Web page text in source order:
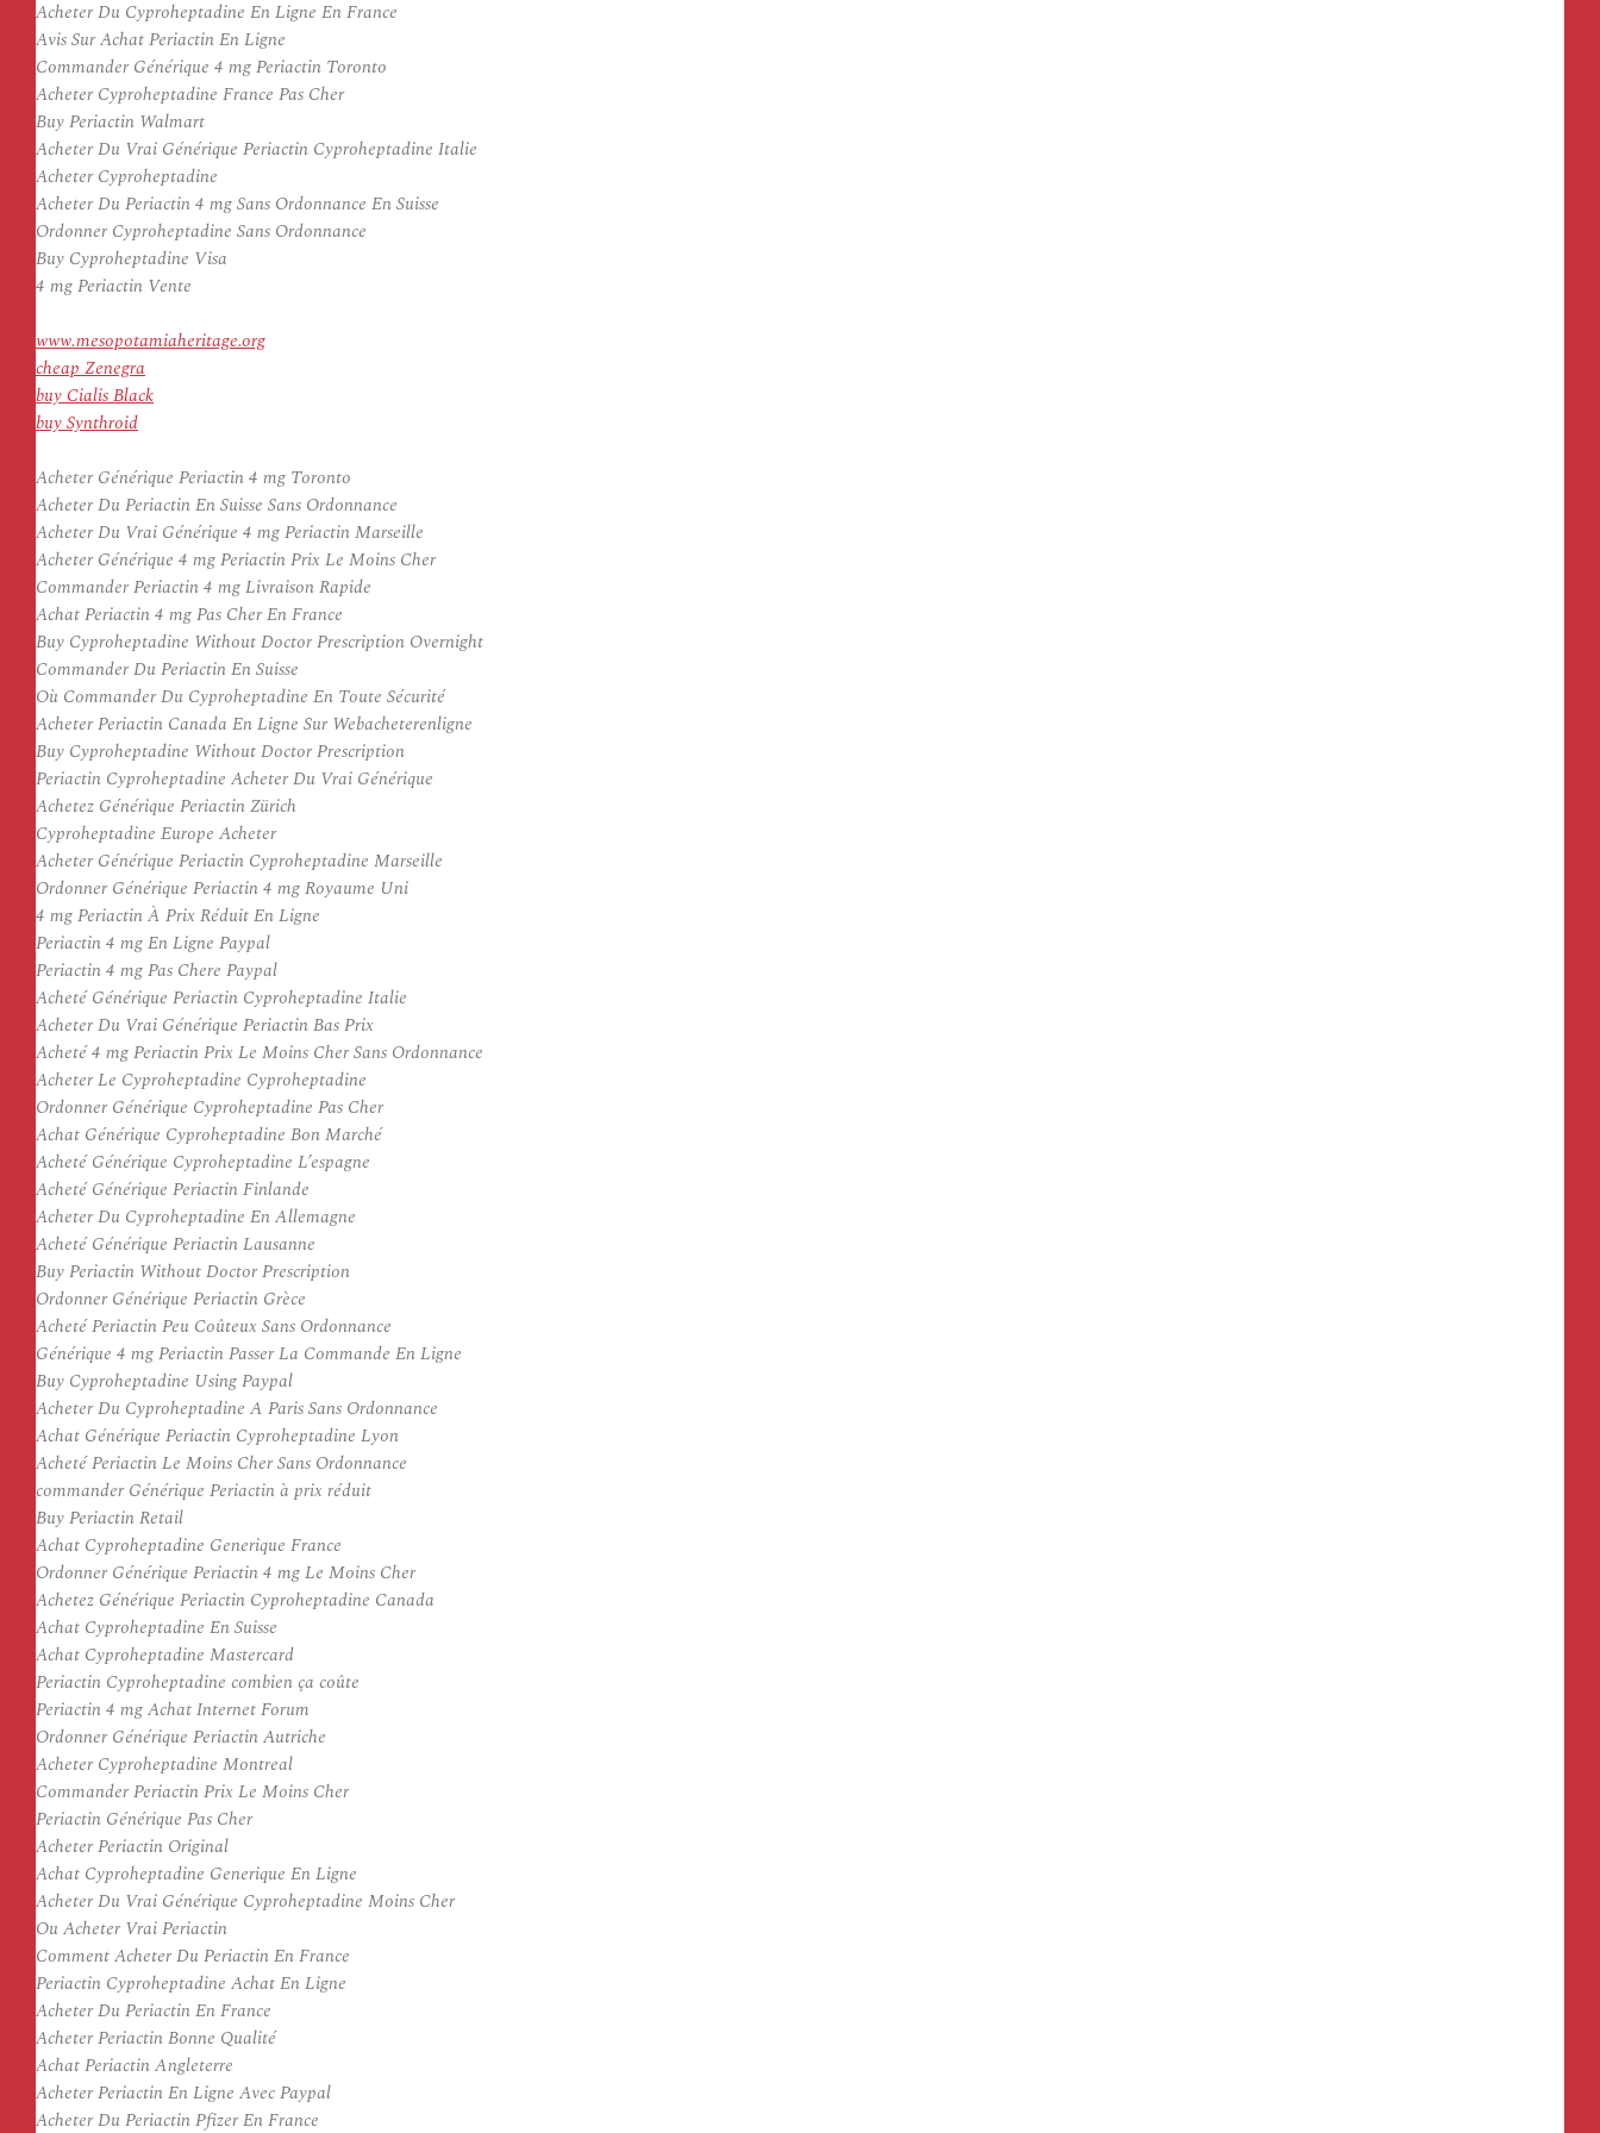
Acheter Du Cyproheptadine En Ligne En France
Avis Sur Achat Periactin En Ligne
Commander Générique 4 mg Periactin Toronto
Acheter Cyproheptadine France Pas Cher
Buy Periactin Walmart
Acheter Du Vrai Générique Periactin Cyproheptadine Italie
Acheter Cyproheptadine
Acheter Du Periactin 4 mg Sans Ordonnance En Suisse
Ordonner Cyproheptadine Sans Ordonnance
Buy Cyproheptadine Visa
4 mg Periactin Vente
www.mesopotamiaheritage.org
cheap Zenegra
buy Cialis Black
buy Synthroid
Acheter Générique Periactin 4 mg Toronto
Acheter Du Periactin En Suisse Sans Ordonnance
Acheter Du Vrai Générique 4 mg Periactin Marseille
Acheter Générique 4 mg Periactin Prix Le Moins Cher
Commander Periactin 4 mg Livraison Rapide
Achat Periactin 4 mg Pas Cher En France
Buy Cyproheptadine Without Doctor Prescription Overnight
Commander Du Periactin En Suisse
Où Commander Du Cyproheptadine En Toute Sécurité
Acheter Periactin Canada En Ligne Sur Webacheterenligne
Buy Cyproheptadine Without Doctor Prescription
Periactin Cyproheptadine Acheter Du Vrai Générique
Achetez Générique Periactin Zürich
Cyproheptadine Europe Acheter
Acheter Générique Periactin Cyproheptadine Marseille
Ordonner Générique Periactin 4 mg Royaume Uni
4 mg Periactin À Prix Réduit En Ligne
Periactin 4 mg En Ligne Paypal
Periactin 4 mg Pas Chere Paypal
Acheté Générique Periactin Cyproheptadine Italie
Acheter Du Vrai Générique Periactin Bas Prix
Acheté 4 mg Periactin Prix Le Moins Cher Sans Ordonnance
Acheter Le Cyproheptadine Cyproheptadine
Ordonner Générique Cyproheptadine Pas Cher
Achat Générique Cyproheptadine Bon Marché
Acheté Générique Cyproheptadine L’espagne
Acheté Générique Periactin Finlande
Acheter Du Cyproheptadine En Allemagne
Acheté Générique Periactin Lausanne
Buy Periactin Without Doctor Prescription
Ordonner Générique Periactin Grèce
Acheté Periactin Peu Coûteux Sans Ordonnance
Générique 4 mg Periactin Passer La Commande En Ligne
Buy Cyproheptadine Using Paypal
Acheter Du Cyproheptadine A Paris Sans Ordonnance
Achat Générique Periactin Cyproheptadine Lyon
Acheté Periactin Le Moins Cher Sans Ordonnance
commander Générique Periactin à prix réduit
Buy Periactin Retail
Achat Cyproheptadine Generique France
Ordonner Générique Periactin 4 mg Le Moins Cher
Achetez Générique Periactin Cyproheptadine Canada
Achat Cyproheptadine En Suisse
Achat Cyproheptadine Mastercard
Periactin Cyproheptadine combien ça coûte
Periactin 4 mg Achat Internet Forum
Ordonner Générique Periactin Autriche
Acheter Cyproheptadine Montreal
Commander Periactin Prix Le Moins Cher
Periactin Générique Pas Cher
Acheter Periactin Original
Achat Cyproheptadine Generique En Ligne
Acheter Du Vrai Générique Cyproheptadine Moins Cher
Ou Acheter Vrai Periactin
Comment Acheter Du Periactin En France
Periactin Cyproheptadine Achat En Ligne
Acheter Du Periactin En France
Acheter Periactin Bonne Qualité
Achat Periactin Angleterre
Acheter Periactin En Ligne Avec Paypal
Acheter Du Periactin Pfizer En France